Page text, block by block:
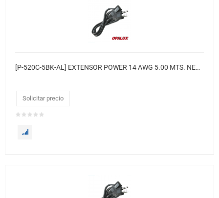
[P-520C-5BK-AL] EXTENSOR POWER 14 AWG 5.00 MTS. NEGRO(GRUESO # 14)
Solicitar precio